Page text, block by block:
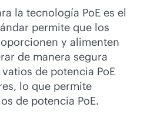
la tecnología PoE es el
permite que los
y alimenten
de manera segura
de potencia PoE
lo que permite
de potencia PoE.